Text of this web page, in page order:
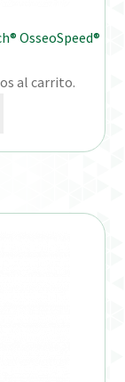
OsseoSpeed®
al carrito.